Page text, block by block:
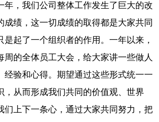
年，我们公司整体工作发生了巨大的改
成绩，这一切成绩的取得都是大家共同
是起了一个组织者的作用。一年以来，
周的全体员工大会，给大家讲一些做人
经验和心得。期望通过这些形式统一一
，从而形成我们共同的价值观、世界
们上下一条心，通过大家共同努力，把